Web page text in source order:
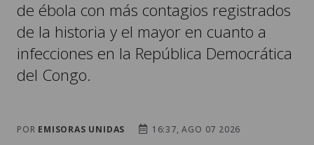
de ébola con más contagios registrados
de la historia y el mayor en cuanto a
infecciones en la República Democrática
del Congo.
POR EMISORAS UNIDAS
16:37, AGO 07 2026